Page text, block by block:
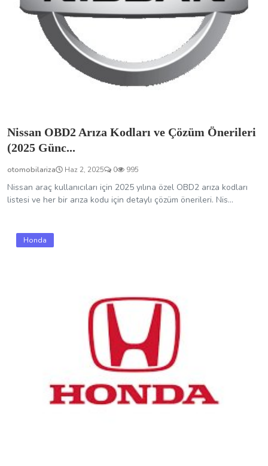
Nissan OBD2 Arıza Kodları ve Çözüm Önerileri
(2025 Günc...
otomobilariza Haz 2, 2025 0 995
Nissan araç kullanıcıları için 2025 yılına özel OBD2 arıza kodları
listesi ve her bir arıza kodu için detaylı çözüm önerileri. Nis...
Honda